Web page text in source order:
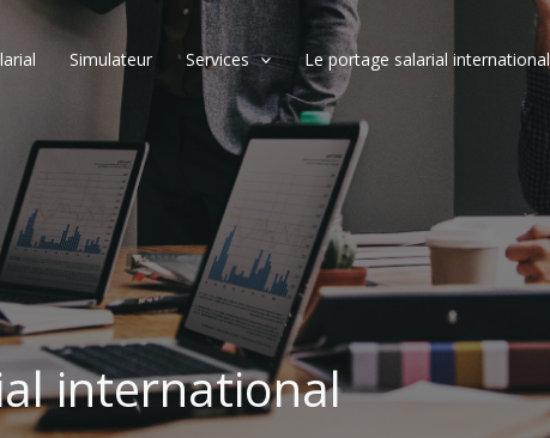
Simulateur Services Le portage salarial international
international